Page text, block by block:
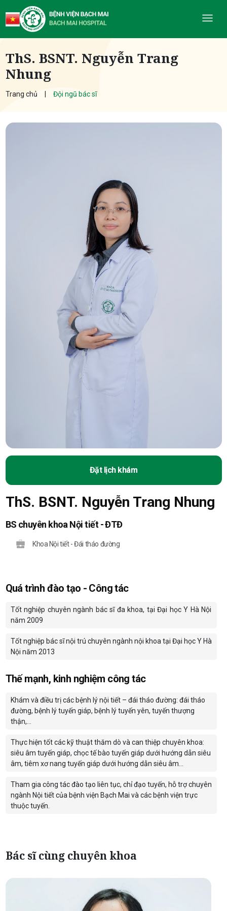
ThS. BSNT. Nguyễn Trang
Nhung
Trang chủ Đội ngũ bác sĩ
Đặt lịch khám
ThS. BSNT. Nguyễn Trang Nhung
BS chuyên khoa Nội tiết - ĐTĐ
Khoa Nội tiết - Đái tháo đường
Quá trình đào tạo - Công tác
Tốt nghiệp chuyên ngành bác sĩ đa khoa, tại Đại học Y Hà Nội
năm 2009
Tốt nghiệp bác sĩ nội trú chuyên ngành nội khoa tại Đại học Y Hà
Nội năm 2013
Thế mạnh, kinh nghiệm công tác
Khám và điều trị các bệnh lý nội tiết – đái tháo đường: đái tháo
đường, bệnh lý tuyến giáp, bệnh lý tuyến yên, tuyến thượng
thận,…
Thực hiện tốt các kỹ thuật thăm dò và can thiệp chuyên khoa:
siêu âm tuyến giáp, chọc tế bào tuyến giáp dưới hướng dẫn siêu
âm, tiêm xơ nang tuyến giáp dưới hướng dẫn siêu âm…
Tham gia công tác đào tạo liên tục, chỉ đạo tuyến, hỗ trợ chuyên
ngành Nội tiết của bệnh viện Bạch Mai và các bệnh viện trực
thuộc tuyến.
Bác sĩ cùng chuyên khoa